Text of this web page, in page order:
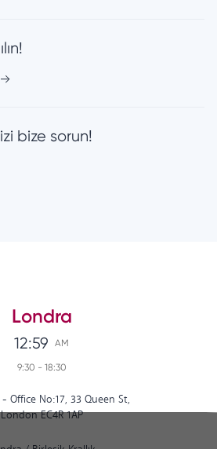
bize sorun!
Londra
12:59 AM
9:30 - 18:30
Office No:17, 33 Queen St,
London EC4R 1AP